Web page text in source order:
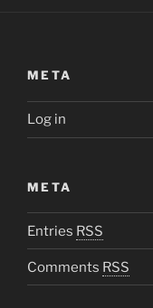
META
Log in
META
Entries RSS
Comments RSS